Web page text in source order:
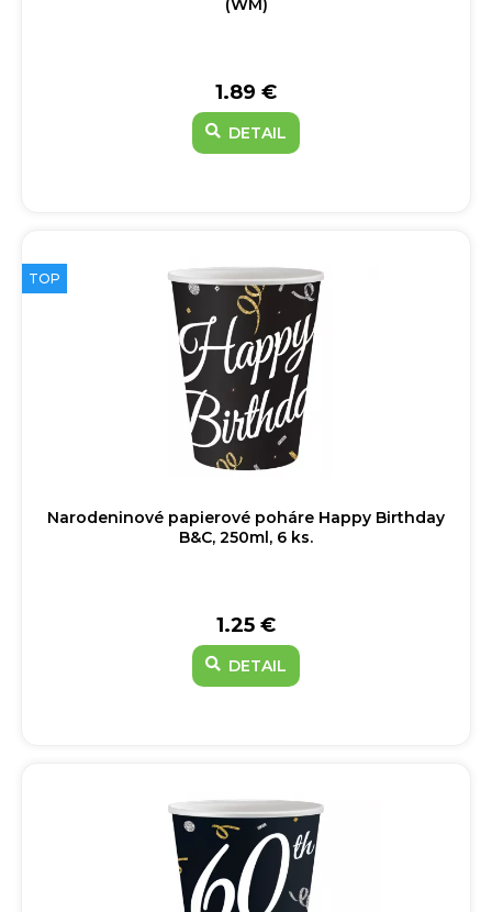
(WM)
1.89 €
DETAIL
TOP
Narodeninové papierové poháre Happy Birthday
B&C, 250ml, 6 ks.
1.25 €
DETAIL